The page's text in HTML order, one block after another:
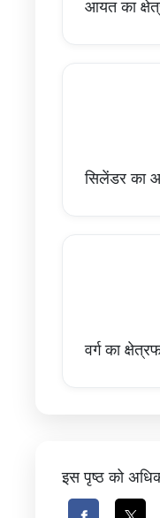
आयत का
सिलेंडर का
वर्ग का
इस पृष्ठ को